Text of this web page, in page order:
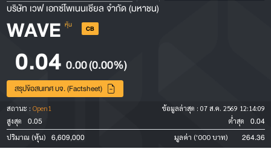
บริษัท เวฟ เอกซ์โพเนนเชียล จำกัด (มหาชน)
WAVE หุ้น CB
0.04 0.00(0.00%)
สรุปข้อสนเทศ บจ. (Factsheet)
สถานะ : Open1 ข้อมูลล่าสุด : 07 ส.ค. 2569 12:14:09
สูงสุด
0.05 ต่ำสุด 0.04
ปริมาณ (หุ้น) 6,609,000 มูลค่า ('000 บาท) 264.36